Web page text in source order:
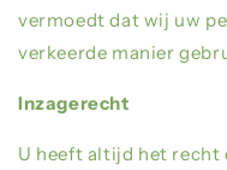
vermoedt dat wij uw
verkeerde manier
Inzagerecht
U heeft altijd het recht